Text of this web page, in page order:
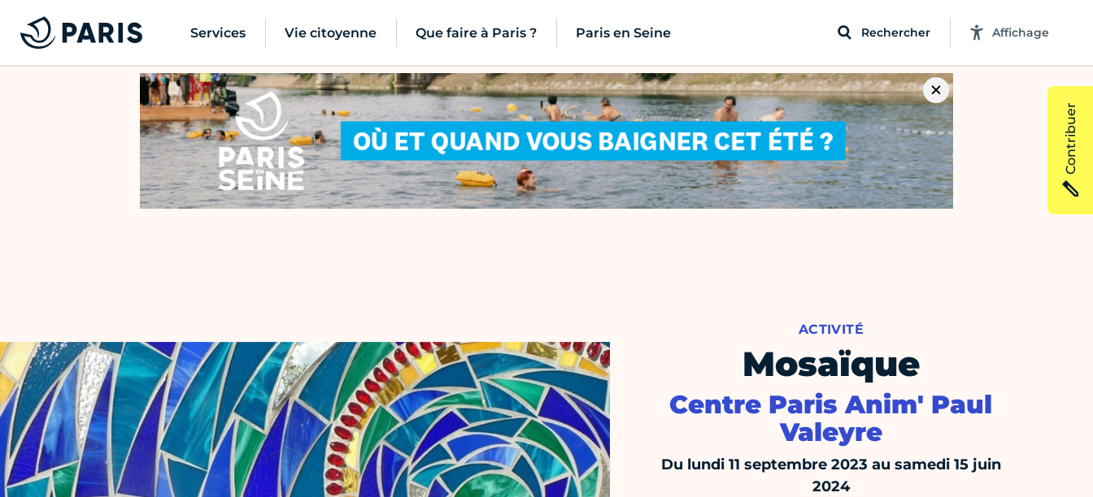
Services Vie citoyenne Que faire à Paris ? Paris en Seine Rechercher Affichage
ACTIVITÉ
Mosaïque
Centre Paris Anim' Paul
Valeyre
Du lundi 11 septembre 2023 au samedi 15 juin
2024
Contribuer